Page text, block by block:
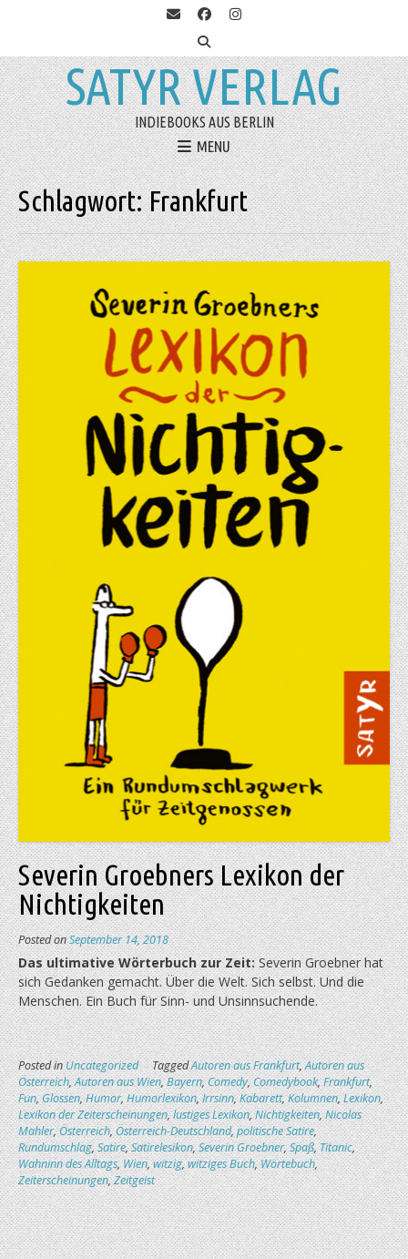
SATYR VERLAG
INDIEBOOKS AUS BERLIN
MENU
Schlagwort:Frankfurt
Severin Groebners Lexikon der
Nichtigkeiten
Posted onSeptember 14, 2018
Das ultimative Wörterbuch zur Zeit:Severin Groebner hat
sich Gedanken gemacht. Über die Welt. Sich selbst. Und die
Menschen. Ein Buch für Sinn- und Unsinn­suchende.
Posted inUncategorized TaggedAutoren aus Frankfurt,Autoren aus
Österreich,Autoren aus Wien,Bayern,Comedy,Comedybook,Frankfurt,
Fun,Glossen,Humor,Humorlexikon,Irrsinn,Kabarett,Kolumnen,Lexikon,
Lexikon der Zeiterscheinungen,lustiges Lexikon,Nichtigkeiten,Nicolas
Mahler,Österreich,Österreich-Deutschland,politische Satire,
Rundumschlag,Satire,Satirelesikon,Severin Groebner,Spaß,Titanic,
Wahninn des Alltags,Wien,witzig,witziges Buch,Wörtebuch,
Zeiterscheinungen,Zeitgeist